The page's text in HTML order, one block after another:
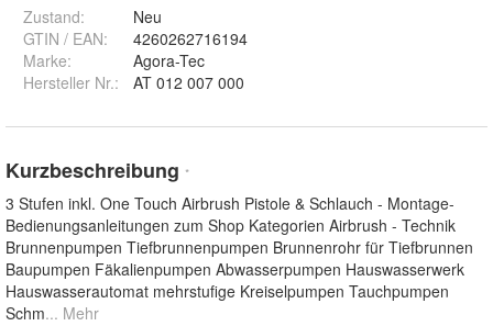
Zustand:
Neu
GTIN / EAN:
4260262716194
Marke:
Agora-Tec
Hersteller Nr.:
AT 012 007 000
Kurzbeschreibung *
3 Stufen inkl. One Touch Airbrush Pistole & Schlauch - Montage-
Bedienungsanleitungen zum Shop Kategorien Airbrush - Technik
Brunnenpumpen Tiefbrunnenpumpen Brunnenrohr für Tiefbrunnen
Baupumpen Fäkalienpumpen Abwasserpumpen Hauswasserwerk
Hauswasserautomat mehrstufige Kreiselpumpen Tauchpumpen
Schm... Mehr